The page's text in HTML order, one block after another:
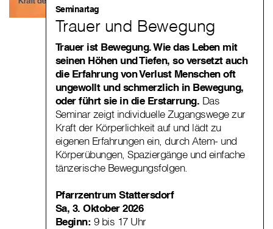
Seminartag
Trauer und Bewegung
Trauer ist Bewegung. Wie das Leben mit
seinen Höhen und Tiefen, so versetzt auch
die Erfahrung von Verlust Menschen oft
ungewollt und schmerzlich in Bewegung,
oder führt sie in die Erstarrung. Das
Seminar zeigt individuelle Zugangswege zur
Kraft der Körperlichkeit auf und lädt zu
eigenen Erfahrungen ein, durch Atem- und
Körperübungen, Spaziergänge und einfache
tänzerische Bewegungsfolgen.
Pfarrzentrum Stattersdorf
Sa, 3. Oktober 2026
Beginn: 9 bis 17 Uhr